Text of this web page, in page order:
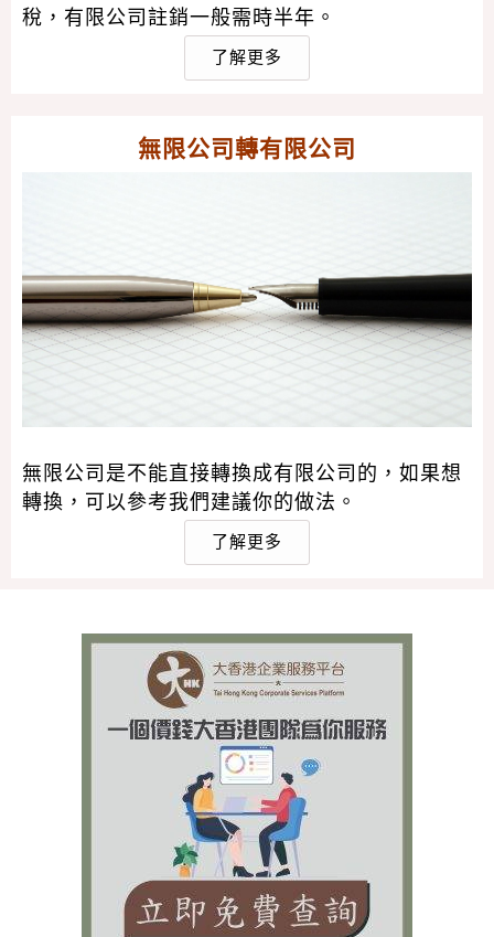
稅，有限公司註銷一般需時半年。
了解更多
無限公司轉有限公司
無限公司是不能直接轉換成有限公司的，如果想
轉換，可以參考我們建議你的做法。
了解更多